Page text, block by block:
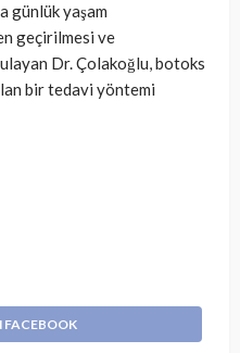
günlük yaşam
geçirilmesi ve
Dr. Çolakoğlu, botoks
bir tedavi yöntemi
FACEBOOK